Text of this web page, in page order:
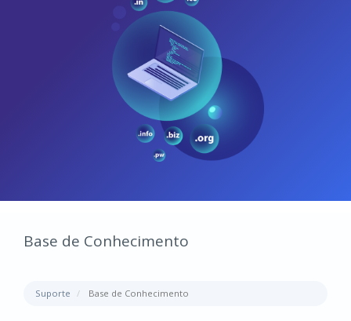
Base de Conhecimento
Suporte Base de Conhecimento